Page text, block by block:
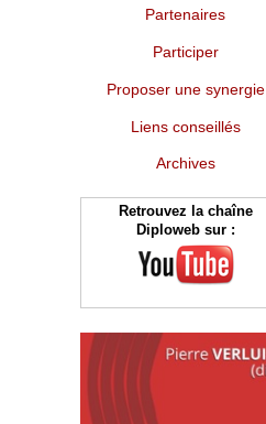
Partenaires
Participer
Proposer une synergie
Liens conseillés
Archives
Retrouvez la chaîne
Diploweb sur :